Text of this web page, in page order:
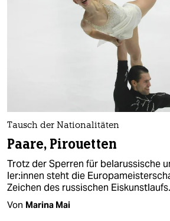
Tausch der Nationalitäten
Paare, Pirouetten
Trotz der Sperren für belarussische
le­r:in­nen steht die
Zeichen des russischen Eiskunstlaufs.
Von Marina Mai